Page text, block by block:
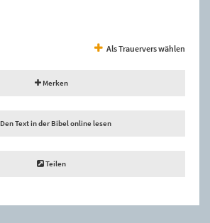
Als Trauervers wählen
Merken
Den Text in der Bibel online lesen
Teilen